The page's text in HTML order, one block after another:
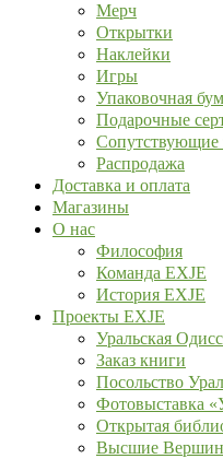
Мерч
Открытки
Наклейки
Игры
Упаковочная
Подарочные
Сопутствующие
Распродажа
Доставка и оплата
Магазины
О нас
Философия
Команда EXJE
История EXJE
Проекты EXJE
Уральская
Заказ книги
Посольство
Фотовыставка
Открытая
Высшие